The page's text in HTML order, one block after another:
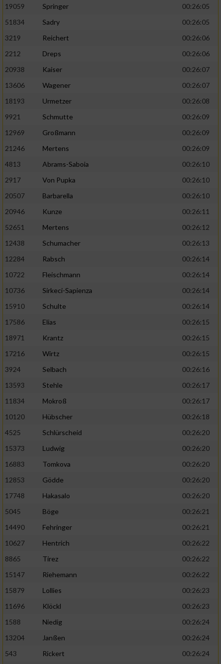
19059
Springer
00:26:05
51834
Sadry
00:26:05
3219
Reichert
00:26:06
2212
Dreps
00:26:06
20938
Kaiser
00:26:07
13606
Wagener
00:26:07
18193
Urmetzer
00:26:08
9921
Schmutte
00:26:09
12969
Großmann
00:26:09
21246
Mertens
00:26:09
4813
Abrams-Saboia
00:26:10
2917
Von Pupka
00:26:10
20507
Barbarella
00:26:10
20946
Kunze
00:26:11
52651
Mertens
00:26:12
12438
Schumacher
00:26:13
12284
Rabsch
00:26:14
10722
Fleischmann
00:26:14
10736
Sirkeci-Sapienza
00:26:14
15910
Schulte
00:26:14
17586
Elias
00:26:15
18971
Krantz
00:26:15
17216
Wirtz
00:26:15
3924
Selbach
00:26:16
13593
Stehle
00:26:17
11834
Mokroß
00:26:17
10120
Hübscher
00:26:18
4525
Schlürscheid
00:26:20
15373
Ludwig
00:26:20
16883
Tomkova
00:26:20
12853
Gödde
00:26:20
17748
Hakasalo
00:26:20
5045
Böge
00:26:21
14490
Fehringer
00:26:21
10627
Hentrich
00:26:22
8865
Tirez
00:26:22
15147
Riehemann
00:26:22
15879
Lollies
00:26:23
11696
Klöckl
00:26:23
1588
Niedig
00:26:24
13204
Janßen
00:26:24
543
Rickert
00:26:24